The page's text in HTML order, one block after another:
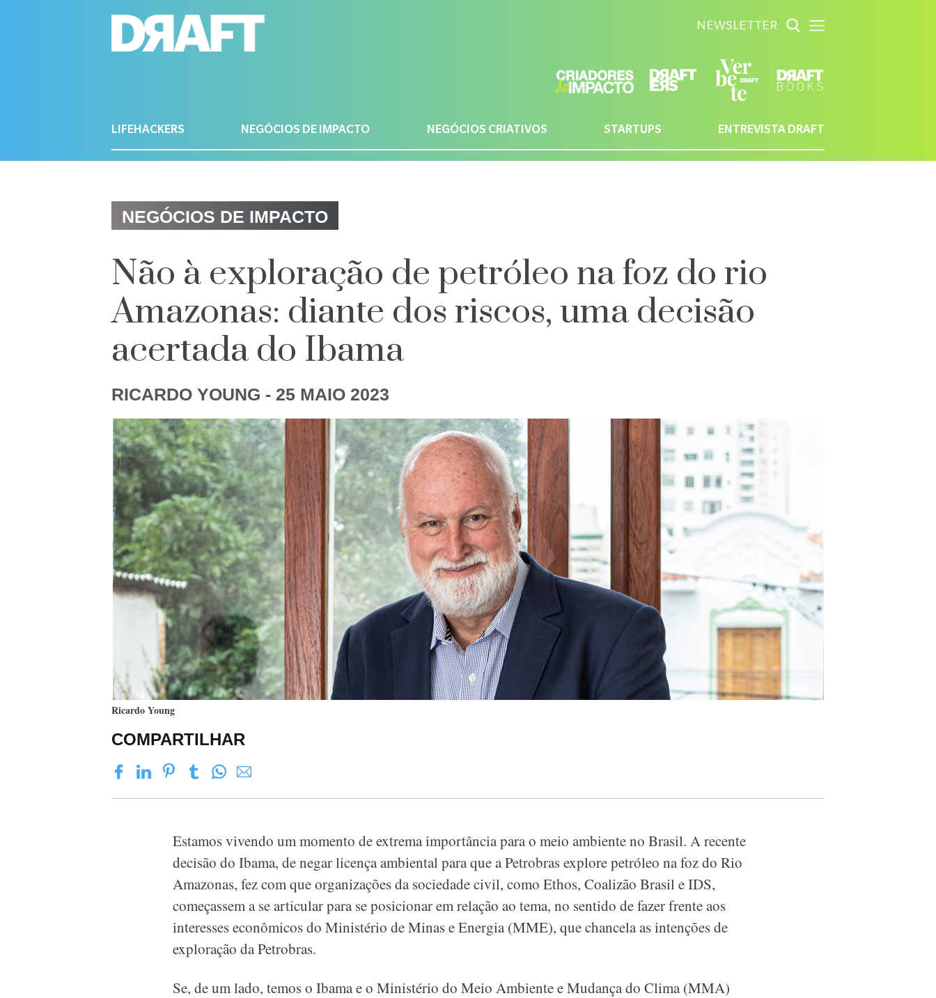
NEWSLETTER
LIFEHACKERS NEGÓCIOS DE IMPACTO NEGÓCIOS CRIATIVOS STARTUPS ENTREVISTA DRAFT
NEGÓCIOS DE IMPACTO
Não à exploração de petróleo na foz do rio
Amazonas: diante dos riscos, uma decisão
acertada do Ibama
RICARDO YOUNG - 25 MAIO 2023
Ricardo Young
COMPARTILHAR
Estamos vivendo um momento de extrema importância para o meio ambiente no Brasil. A recente
decisão do Ibama, de negar licença ambiental para que a Petrobras explore petróleo na foz do Rio
Amazonas, fez com que organizações da sociedade civil, como Ethos, Coalizão Brasil e IDS,
começassem a se articular para se posicionar em relação ao tema, no sentido de fazer frente aos
interesses econômicos do Ministério de Minas e Energia (MME), que chancela as intenções de
exploração da Petrobras.
Se, de um lado, temos o Ibama e o Ministério do Meio Ambiente e Mudança do Clima (MMA)